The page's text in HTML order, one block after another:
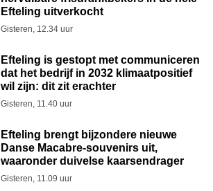
Efteling uitverkocht
Gisteren, 12.34 uur
Efteling is gestopt met communiceren
dat het bedrijf in 2032 klimaatpositief
wil zijn: dit zit erachter
Gisteren, 11.40 uur
Efteling brengt bijzondere nieuwe
Danse Macabre-souvenirs uit,
waaronder duivelse kaarsendrager
Gisteren, 11.09 uur